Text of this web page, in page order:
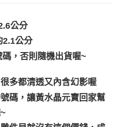
公分
2.1公分
，否則隨機出貨喔~
多都清透又內含幻影喔
碼，讓黃水晶元寶回家幫